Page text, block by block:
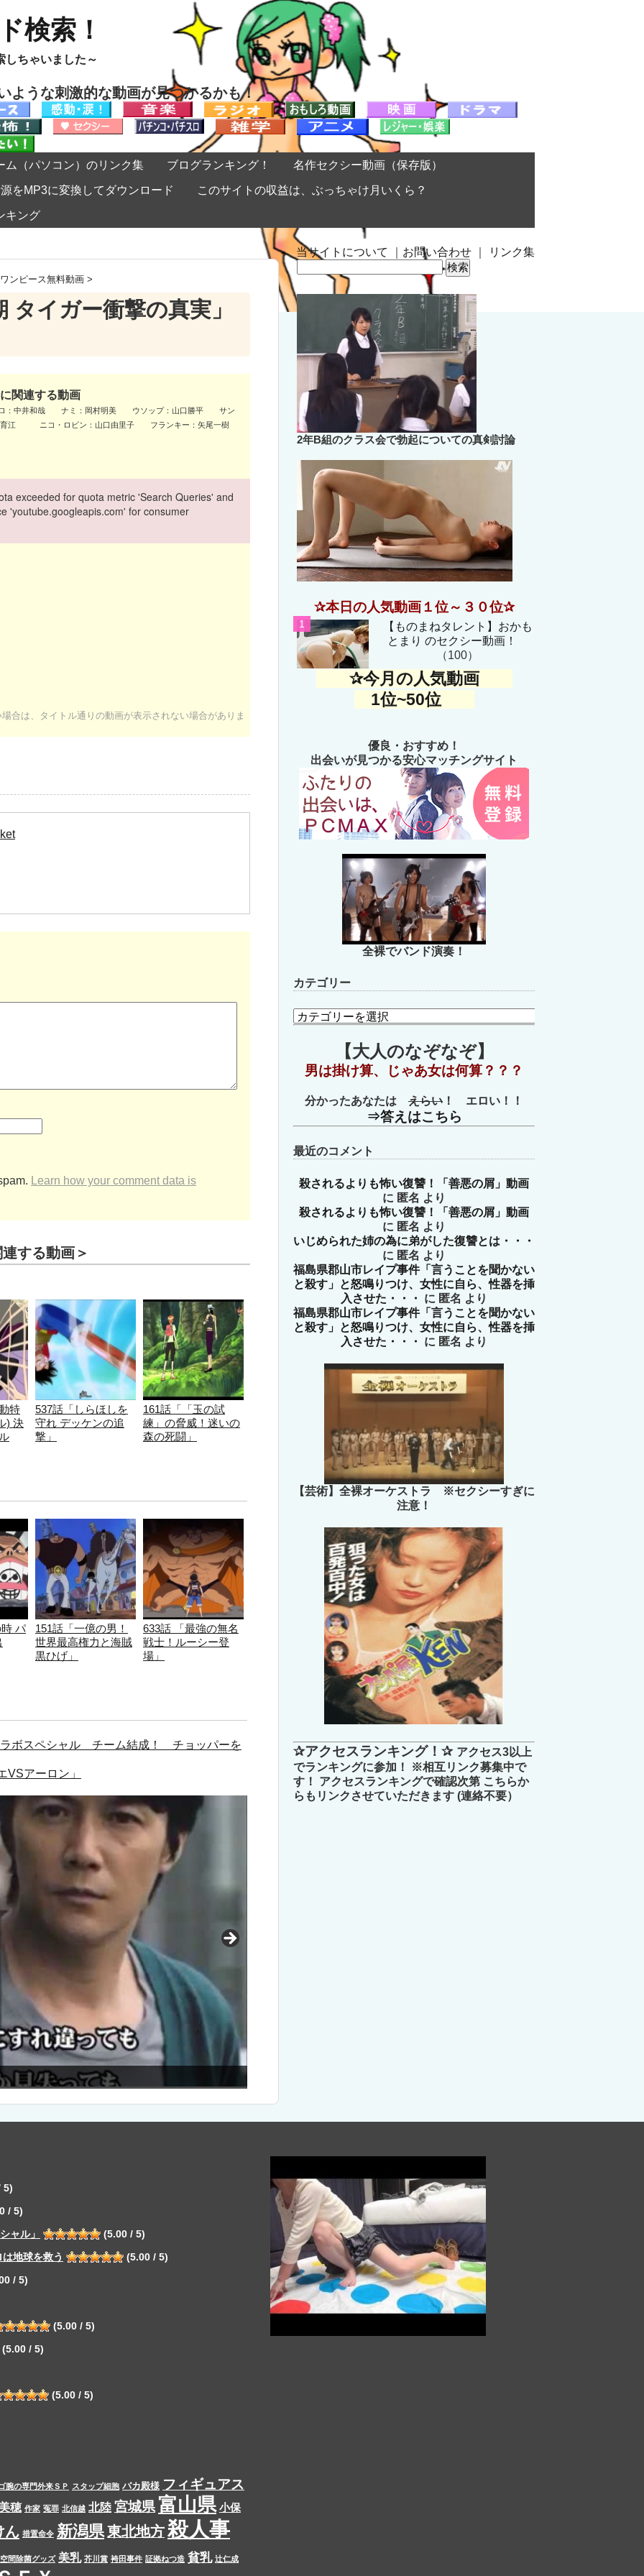
検索！
しちゃいました～
ような刺激的な動画が見つかるかも！
ム（パソコン）のリンク集 ブログランキング！ 名作セクシー動画（保存版）
をMP3に変換してダウンロード このサイトの収益は、ぶっちゃけ月いくら？
キング
当サイトについて お問い合わせ リンク集
ワンピース無料動画 >
タイガー衝撃の真実」
関連する動画
ロ：中井和哉 ナミ：岡村明美 ウソップ：山口勝平 サン
育江 ニコ・ロビン：山口由里子 フランキー：矢尾一樹
exceeded for quota metric 'Search Queries' and
'youtube.googleapis.com' for consumer
合は、タイトル通りの動画が表示されない場合がありま
Learn how your comment data is
する動画＞
特
) 決
537話「しらほしを
守れ デッケンの追
撃」
161話「「玉の試
練」の脅威！迷いの
森の死闘」
パ
151話「一億の男！
世界最高権力と海賊
黒ひげ」
633話 「最強の無名
戦士！ルーシー登
場」
ボスペシャル チーム結成！ チョッパーを
VSアーロン」
が三上悠亜になってがＡＶデビュー！
検
索:
2年B組のクラス会で勃起についての真剣討論
✰本日の人気動画１位～３０位✰
【ものまねタレント】おかも
とまり のセクシー動画！
（100）
✰今月の人気動画
1位~50位
優良・おすすめ！
出会いが見つかる安心マッチングサイト
全裸でバンド演奏！
カテゴリー
カ
テ
【大人のなぞなぞ】
男は掛け算、じゃあ女は何算？？？
分かったあなたは えらい ！ エロい！！
⇒答えはこちら
最近のコメント
殺されるよりも怖い復讐！「善悪の屑」動画
に 匿名 より
殺されるよりも怖い復讐！「善悪の屑」動画
に 匿名 より
いじめられた姉の為に弟がした復讐とは・・・
に 匿名 より
福島県郡山市レイプ事件「言うことを聞かない
と殺す」と怒鳴りつけ、女性に自ら、性器を挿
入させた・・・
に 匿名 より
福島県郡山市レイプ事件「言うことを聞かない
と殺す」と怒鳴りつけ、女性に自ら、性器を挿
入させた・・・
に 匿名 より
【芸術】全裸オーケストラ ※セクシーすぎに
注意！
✰アクセスランキング！✰ アクセス3以上
でランキングに参加！ ※相互リンク募集中で
す！ アクセスランキングで確認次第 こちらか
らもリンクさせていただきます (連絡不要）
5)
/ 5)
ャル」
(5.00 / 5)
地球を救う
(5.00 / 5)
/ 5)
(5.00 / 5)
(5.00 / 5)
(5.00 / 5)
腕の専門外来ＳＰ スタップ細胞 バカ殿様 フィギュアス
穂 作家 冤罪 北信越 北陸 宮城県 富山県 小保
ん 措置命令 新潟県東北地方殺人事
空間除菌グッズ 美乳 芥川賞 袴田事件 証拠ねつ造 貧乳 辻仁成